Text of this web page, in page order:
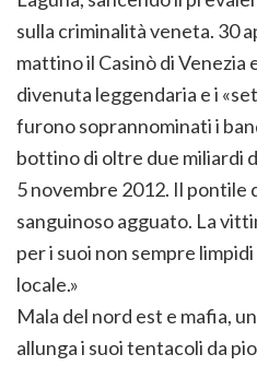
sulla criminalità veneta. 30
mattino il Casinò di Venezia
divenuta leggendaria e i
furono soprannominati i
bottino di oltre due miliardi
5 novembre 2012. Il pontile
sanguinoso agguato. La
per i suoi non sempre
locale.»
Mala del nord est e mafia,
allunga i suoi tentacoli da